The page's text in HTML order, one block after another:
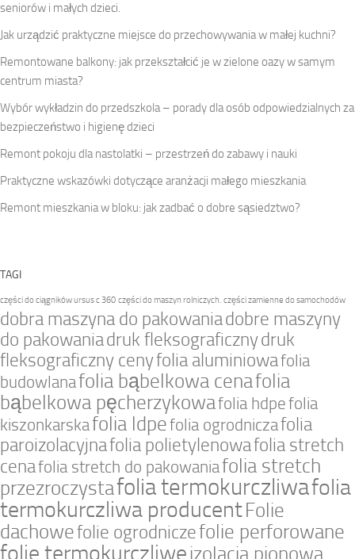
seniorów i małych dzieci.
Jak urządzić praktyczne miejsce do przechowywania w małej kuchni?
Remontowane balkony: jak przekształcić je w zielone oazy w samym
centrum miasta?
Wybór wykładzin do przedszkola – porady dla osób odpowiedzialnych za
bezpieczeństwo i higienę dzieci
Remont pokoju dla nastolatki – przestrzeń do zabawy i nauki
Praktyczne wskazówki dotyczące aranżacji małego mieszkania
Remont mieszkania w bloku: jak zadbać o dobre sąsiedztwo?
TAGI
części do ciągników ursus c 360 części do maszyn rolniczych. części zamienne do samochodów
dobra maszyna do pakowaniadobre maszyny
do pakowaniadruk fleksograficznydruk
fleksograficzny cenyfolia aluminiowafolia
budowlanafolia bąbelkowa cenafolia
bąbelkowa pęcherzykowafolia hdpefolia
kiszonkarskafolia ldpefolia ogrodniczafolia
paroizolacyjnafolia polietylenowafolia stretch
cenafolia stretch do pakowaniafolia stretch
przezroczystafolia termokurczliwafolia
termokurczliwa producentFolie
dachowefolie ogrodniczefolie perforowane
folie termokurczliwe izolacja pionowa